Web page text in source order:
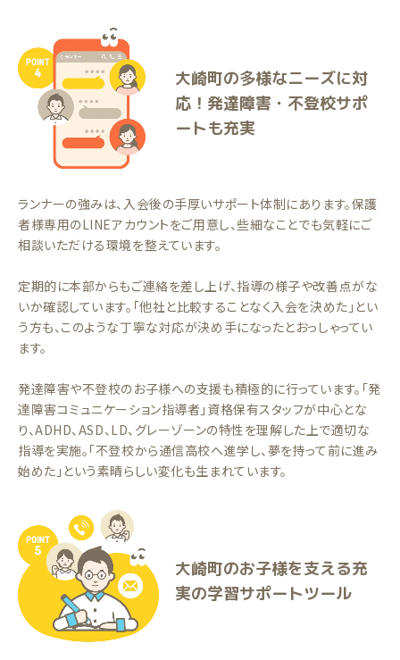
大崎町の多様なニーズに対
応！発達障害・不登校サポ
ートも充実
ランナーの強みは、入会後の手厚いサポート体制にあります。保護
者様専用のLINEアカウントをご用意し、些細なことでも気軽にご
相談いただける環境を整えています。
定期的に本部からもご連絡を差し上げ、指導の様子や改善点がな
いか確認しています。「他社と比較することなく入会を決めた」とい
う方も、このような丁寧な対応が決め手になったとおっしゃってい
ます。
発達障害や不登校のお子様への支援も積極的に行っています。「発
達障害コミュニケーション指導者」資格保有スタッフが中心とな
り、ADHD、ASD、LD、グレーゾーンの特性を理解した上で適切な
指導を実施。「不登校から通信高校へ進学し、夢を持って前に進み
始めた」という素晴らしい変化も生まれています。
大崎町のお子様を支える充
実の学習サポートツール